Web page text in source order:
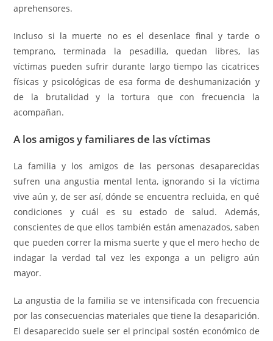
aprehensores.
Incluso si la muerte no es el desenlace final y tarde o
temprano, terminada la pesadilla, quedan libres, las
víctimas pueden sufrir durante largo tiempo las cicatrices
físicas y psicológicas de esa forma de deshumanización y
de la brutalidad y la tortura que con frecuencia la
acompañan.
A los amigos y familiares de las víctimas
La familia y los amigos de las personas desaparecidas
sufren una angustia mental lenta, ignorando si la víctima
vive aún y, de ser así, dónde se encuentra recluida, en qué
condiciones y cuál es su estado de salud. Además,
conscientes de que ellos también están amenazados, saben
que pueden correr la misma suerte y que el mero hecho de
indagar la verdad tal vez les exponga a un peligro aún
mayor.
La angustia de la familia se ve intensificada con frecuencia
por las consecuencias materiales que tiene la desaparición.
El desaparecido suele ser el principal sostén económico de